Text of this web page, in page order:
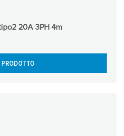
20A 3PH 4m